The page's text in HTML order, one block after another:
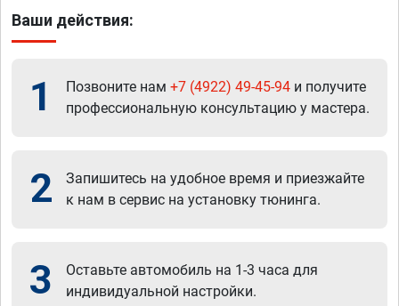
Ваши действия:
1 Позвоните нам +7 (4922) 49-45-94 и получите
профессиональную консультацию у мастера.
2
Запишитесь на удобное время и приезжайте
к нам в сервис на установку тюнинга.
3
Оставьте автомобиль на 1-3 часа для
индивидуальной настройки.